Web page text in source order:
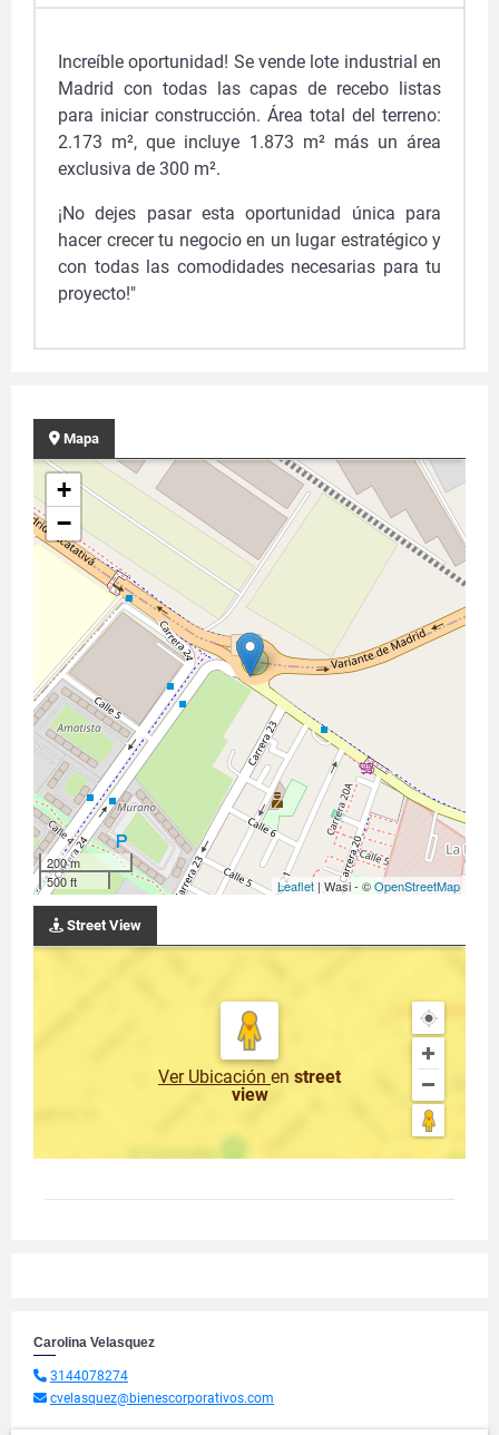
Increíble oportunidad! Se vende lote industrial en
Madrid con todas las capas de recebo listas
para iniciar construcción. Área total del terreno:
2.173 m², que incluye 1.873 m² más un área
exclusiva de 300 m².
¡No dejes pasar esta oportunidad única para
hacer crecer tu negocio en un lugar estratégico y
con todas las comodidades necesarias para tu
proyecto!"
Mapa
+
−
200 m
500 ft
Leaflet| Wasi - ©OpenStreetMap
Street View
Ver Ubicación en street
view
Carolina Velasquez
3144078274
cvelasquez@bienescorporativos.com